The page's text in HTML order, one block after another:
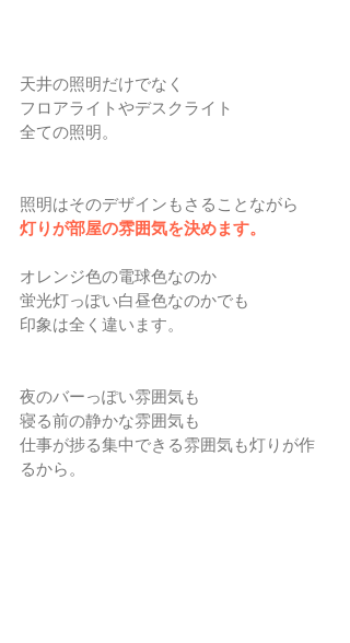
天井の照明だけでなく
フロアライトやデスクライト
全ての照明。
照明はそのデザインもさることながら
灯りが部屋の雰囲気を決めます。
オレンジ色の電球色なのか
蛍光灯っぽい白昼色なのかでも
印象は全く違います。
夜のバーっぽい雰囲気も
寝る前の静かな雰囲気も
仕事が捗る集中できる雰囲気も灯りが作
るから。